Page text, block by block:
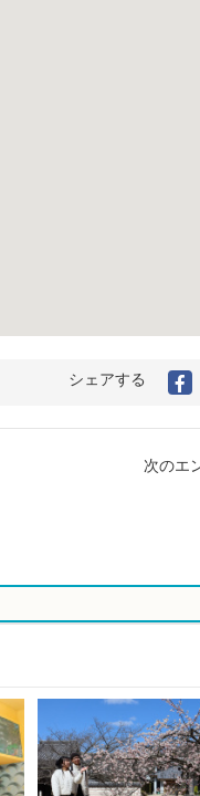
シェアする
ア
次のエ